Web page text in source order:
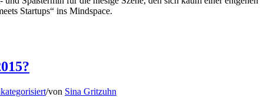
Startups“ ins Mindspace.
/von Sina Gritzuhn